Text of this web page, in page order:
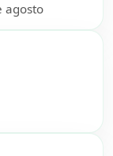
agosto